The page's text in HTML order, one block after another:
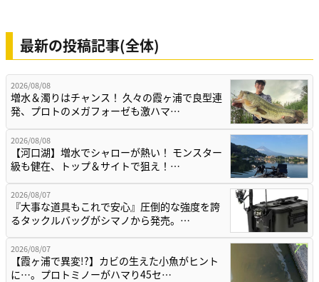
最新の投稿記事(全体)
2026/08/08
増水＆濁りはチャンス！ 久々の霞ヶ浦で良型連
発、プロトのメガフォーゼも激ハマ…
2026/08/08
【河口湖】増水でシャローが熱い！ モンスター
級も健在、トップ＆サイトで狙え！…
2026/08/07
『大事な道具もこれで安心』圧倒的な強度を誇
るタックルバッグがシマノから発売。…
2026/08/07
【霞ヶ浦で異変!?】カビの生えた小魚がヒント
に…。プロトミノーがハマり45セ…